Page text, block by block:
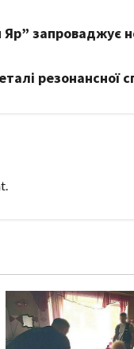
запроваджує
резонансної